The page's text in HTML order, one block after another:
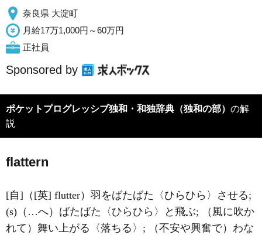
奈良県 大淀町
月給17万1,000円～60万円
正社員
Sponsored by
ポケットプログレッシブ独和・和独辞典（独和の部） の解
説
flattern
[自]（[英] flutter）羽をばたばた〈ひらひら〉させる;
(s)（…へ）ばたばた〈ひらひら〉と飛ぶ; （風に吹か
れて）舞い上がる〈落ちる〉; （不安や興奮で）わな